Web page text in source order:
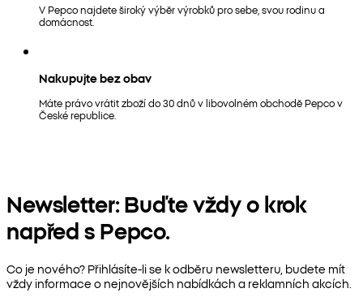
V Pepco najdete široký výběr výrobků pro sebe, svou rodinu a
domácnost.
Nakupujte bez obav
Máte právo vrátit zboží do 30 dnů v libovolném obchodě Pepco v
České republice.
Newsletter: Buďte vždy o krok
napřed s Pepco.
Co je nového? Přihlásíte-li se k odběru newsletteru, budete mít
vždy informace o nejnovějších nabídkách a reklamních akcích.